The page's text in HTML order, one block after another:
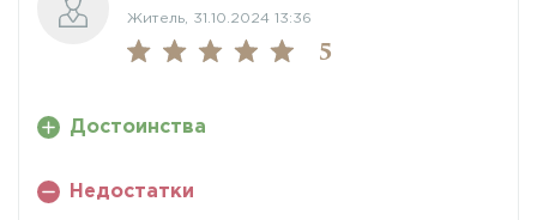
Житель, 31.10.2024 13:36
5
Достоинства
Недостатки